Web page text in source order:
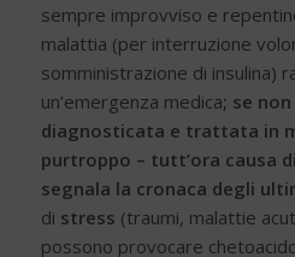
sempre improvviso e
malattia (per interruzione
somministrazione di insulina)
un’emergenza medica; se
diagnosticata e trattata in
purtroppo – tutt’ora causa
segnala la cronaca degli
di stress (traumi, malattie
possono provocare